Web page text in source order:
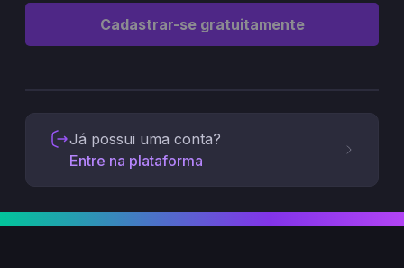
Cadastrar-se gratuitamente
Já possui uma conta?
Entre na plataforma